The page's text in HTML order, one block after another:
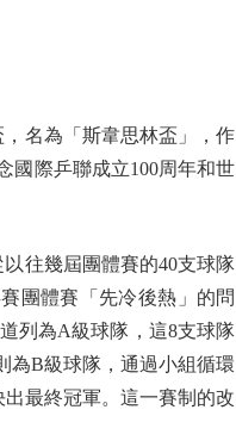
名為「斯韋思林盃」，作
國際乒聯成立100周年和世
往幾屆團體賽的40支球隊
團體賽「先冷後熱」的問
列為A級球隊，這8支球隊
為B級球隊，通過小組循環
最終冠軍。這一賽制的改